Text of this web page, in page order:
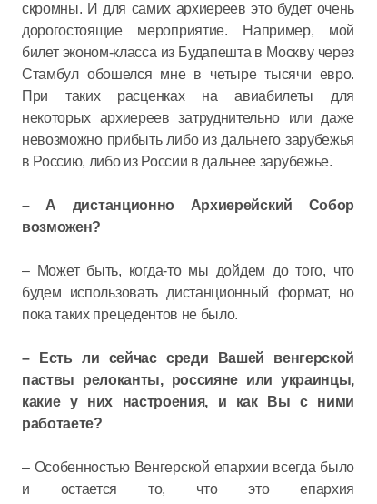
скромны. И для самих архиереев это будет очень
дорогостоящие мероприятие. Например, мой
билет эконом-класса из Будапешта в Москву через
Стамбул обошелся мне в четыре тысячи евро.
При таких расценках на авиабилеты для
некоторых архиереев затруднительно или даже
невозможно прибыть либо из дальнего зарубежья
в Россию, либо из России в дальнее зарубежье.
– А дистанционно Архиерейский Собор
возможен?
– Может быть, когда-то мы дойдем до того, что
будем использовать дистанционный формат, но
пока таких прецедентов не было.
– Есть ли сейчас среди Вашей венгерской
паствы релоканты, россияне или украинцы,
какие у них настроения, и как Вы с ними
работаете?
– Особенностью Венгерской епархии всегда было
и остается то, что это епархия